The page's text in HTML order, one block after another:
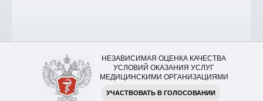
НЕЗАВИСИМАЯ ОЦЕНКА КАЧЕСТВА
УСЛОВИЙ ОКАЗАНИЯ УСЛУГ
МЕДИЦИНСКИМИ ОРГАНИЗАЦИЯМИ
УЧАСТВОВАТЬ В ГОЛОСОВАНИИ